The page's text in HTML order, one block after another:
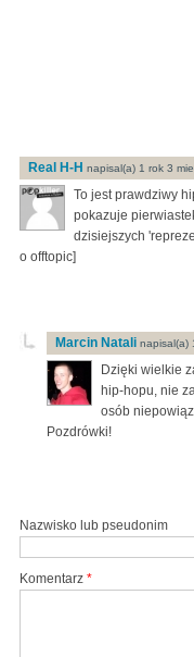
Real H-H napisal(a) 1 rok 3
To jest prawdziwy
pokazuje
dzisiejszych
o offtopic]
Marcin Natali napisal(a)
Dzięki wielkie
hip-hopu, nie
osób
Pozdrówki!
Nazwisko lub pseudonim
Komentarz *